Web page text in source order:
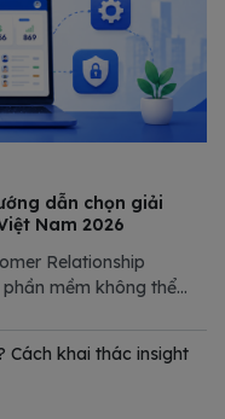
dẫn chọn giải
Nam 2026
Relationship
mềm không thể
phân tích chi tiết các
Cách khai thác insight